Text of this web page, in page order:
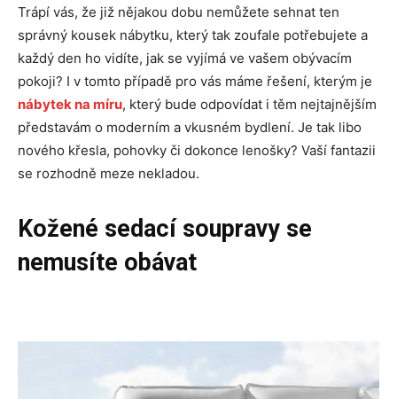
Trápí vás, že již nějakou dobu nemůžete sehnat ten
správný kousek nábytku, který tak zoufale potřebujete a
každý den ho vidíte, jak se vyjímá ve vašem obývacím
pokoji? I v tomto případě pro vás máme řešení, kterým je
nábytek na míru, který bude odpovídat i těm nejtajnějším
představám o moderním a vkusném bydlení. Je tak libo
nového křesla, pohovky či dokonce lenošky? Vaší fantazii
se rozhodně meze nekladou.
Kožené sedací soupravy se
nemusíte obávat